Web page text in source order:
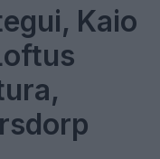
Kaio